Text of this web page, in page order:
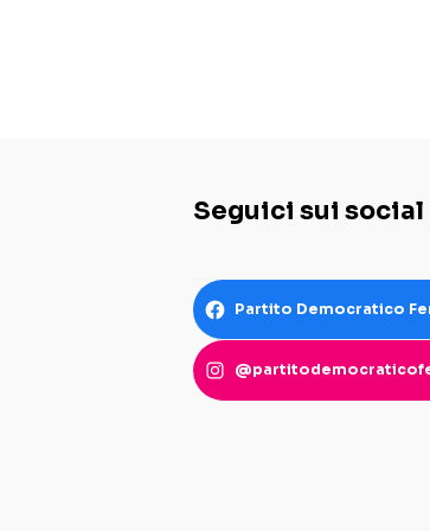
Seguici sui social
Partito Democratico